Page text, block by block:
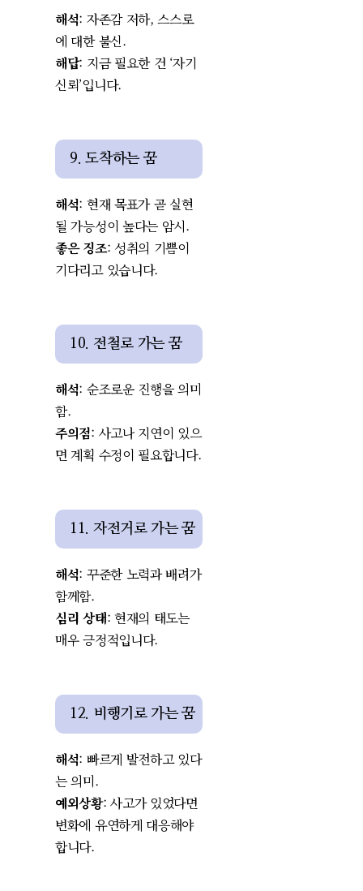
해석: 자존감 저하, 스스로
에 대한 불신.
해답: 지금 필요한 건 ‘자기
신뢰’입니다.
9. 도착하는 꿈
해석: 현재 목표가 곧 실현
될 가능성이 높다는 암시.
좋은 징조: 성취의 기쁨이
기다리고 있습니다.
10. 전철로 가는 꿈
해석: 순조로운 진행을 의미
함.
주의점: 사고나 지연이 있으
면 계획 수정이 필요합니다.
11. 자전거로 가는 꿈
해석: 꾸준한 노력과 배려가
함께함.
심리 상태: 현재의 태도는
매우 긍정적입니다.
12. 비행기로 가는 꿈
해석: 빠르게 발전하고 있다
는 의미.
예외상황: 사고가 있었다면
변화에 유연하게 대응해야
합니다.